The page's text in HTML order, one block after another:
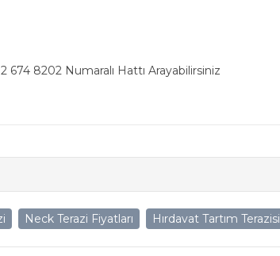
8202 Numaralı Hattı Arayabilirsiniz
Neck Terazi Fiyatları Hırdavat Tartım Terazisi